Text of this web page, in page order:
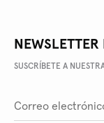
SUSCRÍBETE A
Correo